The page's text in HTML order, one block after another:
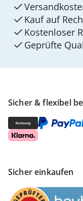
Sicher & flexibel
Sicher einkaufen
Kauf auf
Kostenloser
Geprüfte